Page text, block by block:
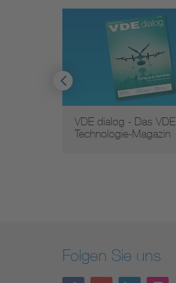
VDE dialog - Das VDE
Technologie-Magazin
Folgen Sie uns